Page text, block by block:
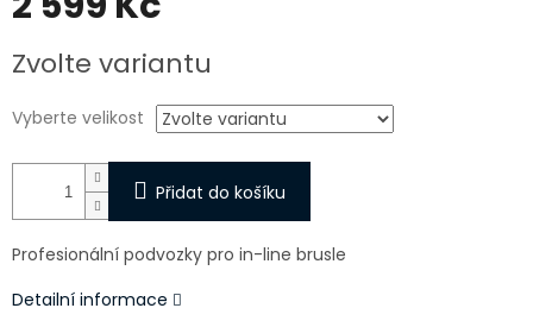
cena:
Zvolte variantu
Vyberte velikost
Přidat do košíku
Profesionální podvozky pro in-line brusle
Detailní informace